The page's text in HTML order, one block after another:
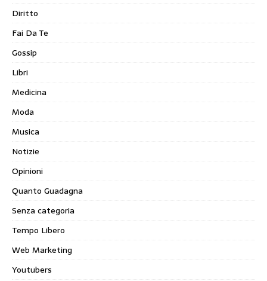
Diritto
Fai Da Te
Gossip
Libri
Medicina
Moda
Musica
Notizie
Opinioni
Quanto Guadagna
Senza categoria
Tempo Libero
Web Marketing
Youtubers